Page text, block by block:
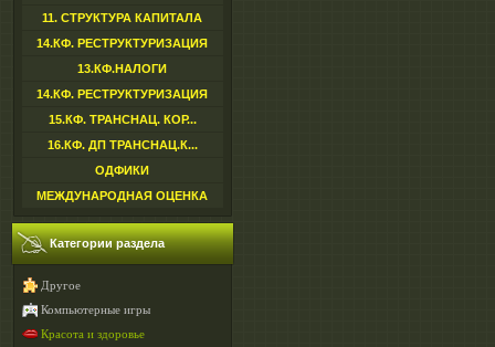
11. СТРУКТУРА КАПИТАЛА
14.КФ. РЕСТРУКТУРИЗАЦИЯ
13.КФ.НАЛОГИ
14.КФ. РЕСТРУКТУРИЗАЦИЯ
15.КФ. ТРАНСНАЦ. КОР...
16.КФ. ДП ТРАНСНАЦ.К...
ОДФИКИ
МЕЖДУНАРОДНАЯ ОЦЕНКА
Категории раздела
Другое
Компьютерные игры
Красота и здоровье